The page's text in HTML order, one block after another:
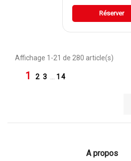
Réserver
Affichage 1-21 de 280 article(s)
1 2 3 14
A propos